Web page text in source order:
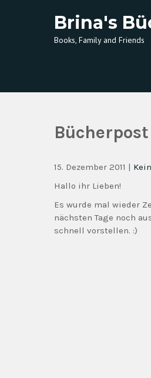
Brina's
Books, Family and Friends
15. Dezember 2011 |
Hallo ihr Lieben!
Es wurde mal wieder
nächsten Tage noch
schnell vorstellen. :)